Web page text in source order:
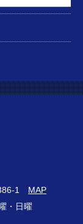
1
MAP
・日曜